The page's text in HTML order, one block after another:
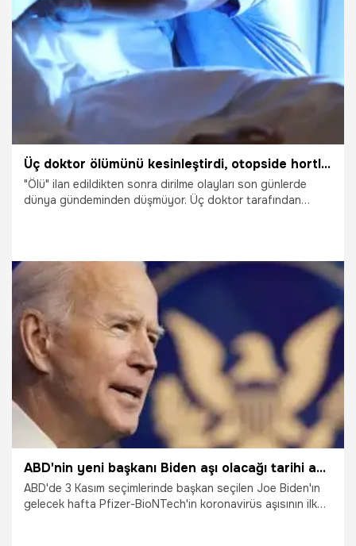
12.05.2022 Dünya
Üç doktor ölümünü kesinleştirdi, otopside hortladı! Uyandığında ilk bunu sordu
"Ölü" ilan edildikten sonra dirilme olayları son günlerde
dünya gündeminden düşmüyor. Üç doktor tarafından
4.02.2022 Dünya
ABD'nin yeni başkanı Biden aşı olacağı tarihi açıkladı
ABD'de 3 Kasım seçimlerinde başkan seçilen Joe Biden'ın
gelecek hafta Pfizer-BioNTech'in koronavirüs aşısının ilk